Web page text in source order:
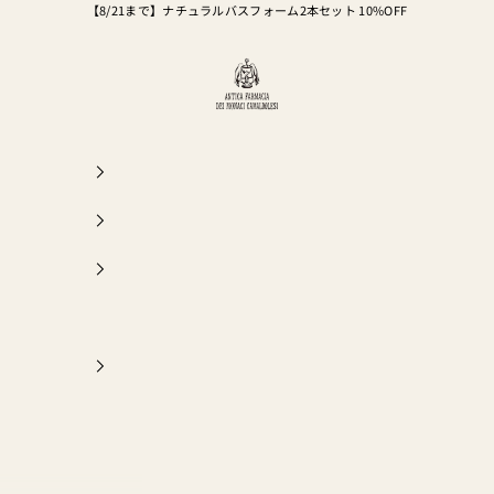
【8/21まで】 ナチュラルバスフォーム2本セット 10%OFF